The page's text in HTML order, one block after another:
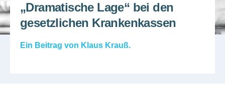
„Dramatische Lage“ bei den
gesetzlichen Krankenkassen
Ein Beitrag von Klaus Krauß.